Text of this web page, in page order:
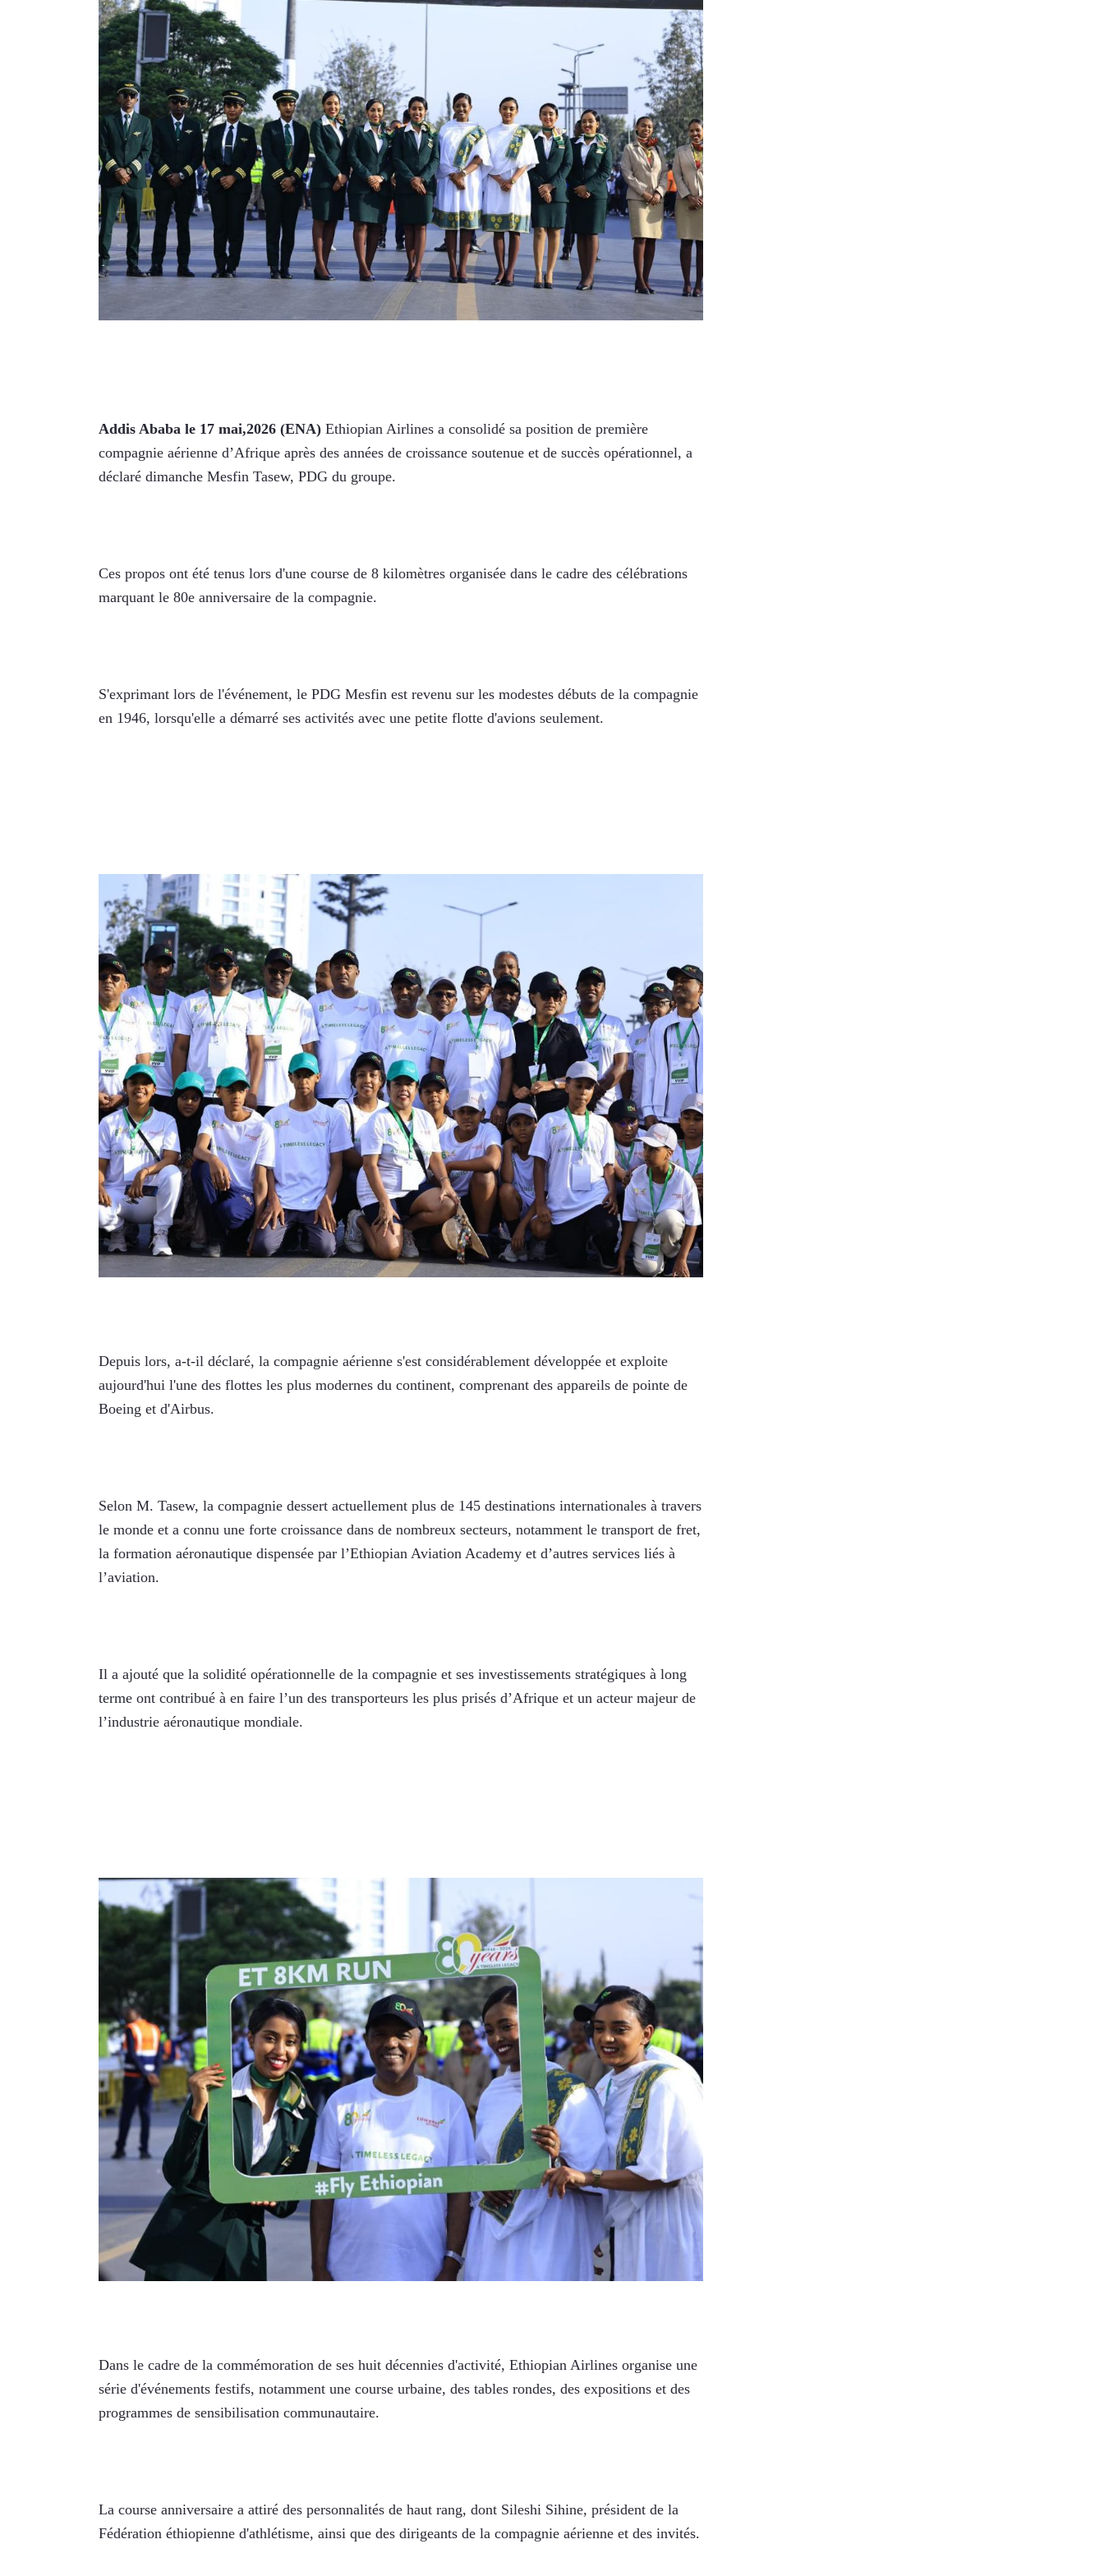
Addis Ababa le 17 mai,2026 (ENA) Ethiopian Airlines a consolidé sa position de première
compagnie aérienne d’Afrique après des années de croissance soutenue et de succès opérationnel, a
déclaré dimanche Mesfin Tasew, PDG du groupe.
Ces propos ont été tenus lors d'une course de 8 kilomètres organisée dans le cadre des célébrations
marquant le 80e anniversaire de la compagnie.
S'exprimant lors de l'événement, le PDG Mesfin est revenu sur les modestes débuts de la compagnie
en 1946, lorsqu'elle a démarré ses activités avec une petite flotte d'avions seulement.
Depuis lors, a-t-il déclaré, la compagnie aérienne s'est considérablement développée et exploite
aujourd'hui l'une des flottes les plus modernes du continent, comprenant des appareils de pointe de
Boeing et d'Airbus.
Selon M. Tasew, la compagnie dessert actuellement plus de 145 destinations internationales à travers
le monde et a connu une forte croissance dans de nombreux secteurs, notamment le transport de fret,
la formation aéronautique dispensée par l’Ethiopian Aviation Academy et d’autres services liés à
l’aviation.
Il a ajouté que la solidité opérationnelle de la compagnie et ses investissements stratégiques à long
terme ont contribué à en faire l’un des transporteurs les plus prisés d’Afrique et un acteur majeur de
l’industrie aéronautique mondiale.
Dans le cadre de la commémoration de ses huit décennies d'activité, Ethiopian Airlines organise une
série d'événements festifs, notamment une course urbaine, des tables rondes, des expositions et des
programmes de sensibilisation communautaire.
La course anniversaire a attiré des personnalités de haut rang, dont Sileshi Sihine, président de la
Fédération éthiopienne d'athlétisme, ainsi que des dirigeants de la compagnie aérienne et des invités.